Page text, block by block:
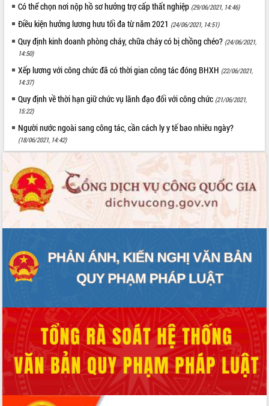
Có thể chọn nơi nộp hồ sơ hưởng trợ cấp thất nghiệp (29/06/2021, 14:46)
Điều kiện hưởng lương hưu tối đa từ năm 2021 (24/06/2021, 14:51)
Quy định kinh doanh phòng cháy, chữa cháy có bị chồng chéo? (24/06/2021,
14:50)
Xếp lương với công chức đã có thời gian công tác đóng BHXH (22/06/2021,
14:37)
Quy định về thời hạn giữ chức vụ lãnh đạo đối với công chức (21/06/2021,
15:22)
Người nước ngoài sang công tác, cần cách ly y tế bao nhiêu ngày?
(18/06/2021, 14:42)